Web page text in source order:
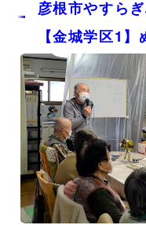
彦根市やすら
【金城学区1